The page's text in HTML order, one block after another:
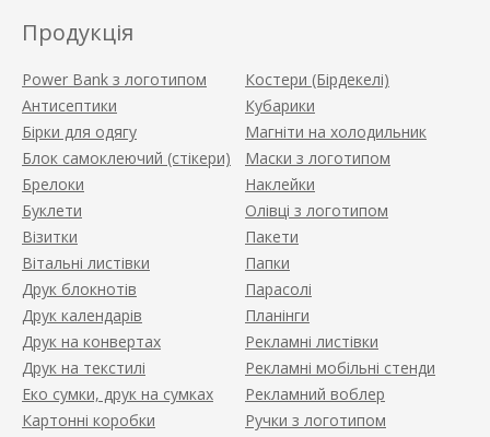
Продукція
Power Bank з логотипом
Антисептики
Бірки для одягу
Блок самоклеючий (стікери)
Брелоки
Буклети
Візитки
Вітальні листівки
Друк блокнотів
Друк календарів
Друк на конвертах
Друк на текстилі
Еко сумки, друк на сумках
Картонні коробки
Костери (Бірдекелі)
Кубарики
Магніти на холодильник
Маски з логотипом
Наклейки
Олівці з логотипом
Пакети
Папки
Парасолі
Планінги
Рекламні листівки
Рекламні мобільні стенди
Рекламний воблер
Ручки з логотипом